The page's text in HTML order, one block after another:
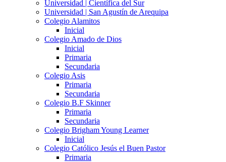
Universidad | Científica del Sur
Universidad | San Agustín de Arequipa
Colegio Alamitos
Inicial
Colegio Amado de Dios
Inicial
Primaria
Secundaria
Colegio Asis
Primaria
Secundaria
Colegio B.F Skinner
Primaria
Secundaria
Colegio Brigham Young Learner
Inicial
Colegio Católico Jesús el Buen Pastor
Primaria